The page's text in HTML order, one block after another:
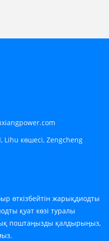
көшесі, Zengcheng
өткізбейтін жарықдиодты
қуат көзі туралы
поштаңызды қалдырыңыз,